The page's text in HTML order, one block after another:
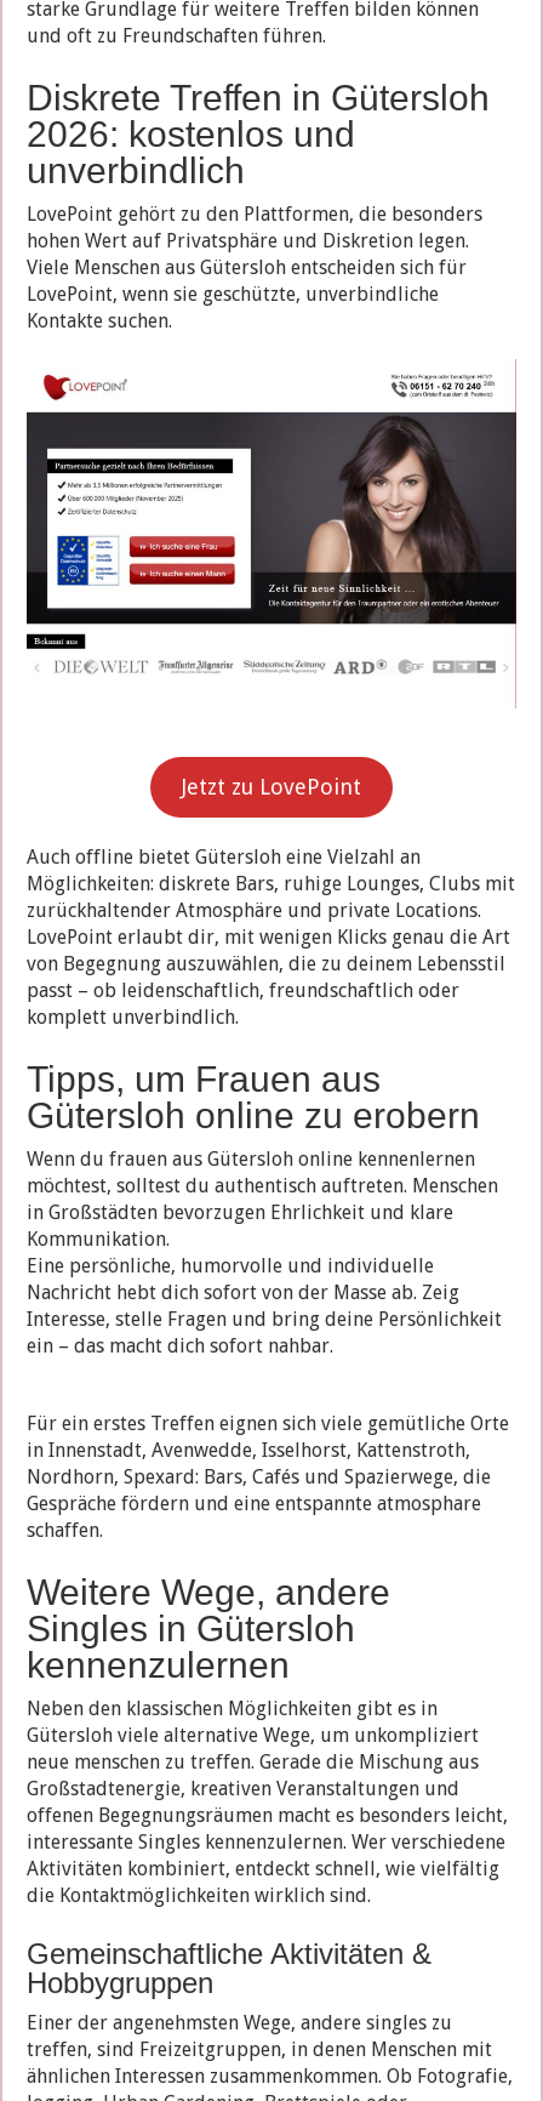
starke Grundlage für weitere Treffen bilden können
und oft zu Freundschaften führen.
Diskrete Treffen in Gütersloh
2026: kostenlos und
unverbindlich
LovePoint gehört zu den Plattformen, die besonders
hohen Wert auf Privatsphäre und Diskretion legen.
Viele Menschen aus Gütersloh entscheiden sich für
LovePoint, wenn sie geschützte, unverbindliche
Kontakte suchen.
Jetzt zu LovePoint
Auch offline bietet Gütersloh eine Vielzahl an
Möglichkeiten: diskrete Bars, ruhige Lounges, Clubs mit
zurückhaltender Atmosphäre und private Locations.
LovePoint erlaubt dir, mit wenigen Klicks genau die Art
von Begegnung auszuwählen, die zu deinem Lebensstil
passt – ob leidenschaftlich, freundschaftlich oder
komplett unverbindlich.
Tipps, um Frauen aus
Gütersloh online zu erobern
Wenn du frauen aus Gütersloh online kennenlernen
möchtest, solltest du authentisch auftreten. Menschen
in Großstädten bevorzugen Ehrlichkeit und klare
Kommunikation.
Eine persönliche, humorvolle und individuelle
Nachricht hebt dich sofort von der Masse ab. Zeig
Interesse, stelle Fragen und bring deine Persönlichkeit
ein – das macht dich sofort nahbar.
Für ein erstes Treffen eignen sich viele gemütliche Orte
in Innenstadt, Avenwedde, Isselhorst, Kattenstroth,
Nordhorn, Spexard: Bars, Cafés und Spazierwege, die
Gespräche fördern und eine entspannte atmosphare
schaffen.
Weitere Wege, andere
Singles in Gütersloh
kennenzulernen
Neben den klassischen Möglichkeiten gibt es in
Gütersloh viele alternative Wege, um unkompliziert
neue menschen zu treffen. Gerade die Mischung aus
Großstadtenergie, kreativen Veranstaltungen und
offenen Begegnungsräumen macht es besonders leicht,
interessante Singles kennenzulernen. Wer verschiedene
Aktivitäten kombiniert, entdeckt schnell, wie vielfältig
die Kontaktmöglichkeiten wirklich sind.
Gemeinschaftliche Aktivitäten &
Hobbygruppen
Einer der angenehmsten Wege, andere singles zu
treffen, sind Freizeitgruppen, in denen Menschen mit
ähnlichen Interessen zusammenkommen. Ob Fotografie,